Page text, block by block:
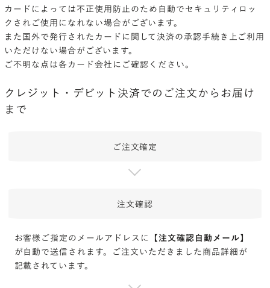
カードによっては不正使用防止のため自動でセキュリティロッ
クされご使用になれない場合がございます。
また国外で発行されたカードに関して決済の承認手続き上ご利用
いただけない場合がございます。
ご不明な点は各カード会社にご確認ください。
クレジット・デビット決済でのご注文からお届け
まで
ご注文確定
注文確認
お客様ご指定のメールアドレスに【注文確認自動メール】
が自動で送信されます。ご注文いただきました商品詳細が
記載されています。